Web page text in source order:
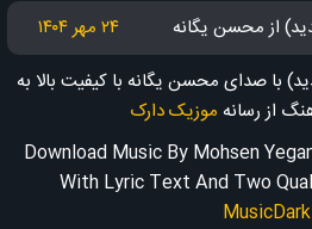
از محسن یگانه
۲۴ مهر ۱۴۰۴
با صدای محسن یگانه با کیفیت بالا به
از رسانه موزیک دارک
Download Music By Mohsen
With Lyric Text And Two
MusicDark